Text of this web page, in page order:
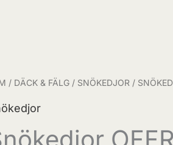
/ DÄCK & FÄLG / SNÖKEDJOR /